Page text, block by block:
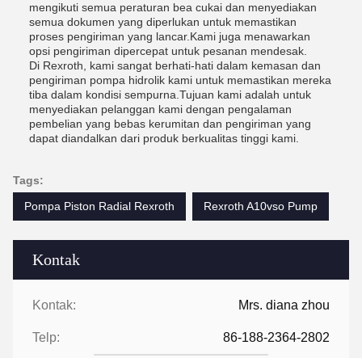
Kontak
Kontak: Mrs. diana zhou
Telp: 86-188-2364-2802
mengikuti semua peraturan bea cukai dan menyediakan
semua dokumen yang diperlukan untuk memastikan
proses pengiriman yang lancar.Kami juga menawarkan
opsi pengiriman dipercepat untuk pesanan mendesak.
Di Rexroth, kami sangat berhati-hati dalam kemasan dan
pengiriman pompa hidrolik kami untuk memastikan mereka
tiba dalam kondisi sempurna.Tujuan kami adalah untuk
menyediakan pelanggan kami dengan pengalaman
pembelian yang bebas kerumitan dan pengiriman yang
dapat diandalkan dari produk berkualitas tinggi kami.
Tags:
Pompa Piston Radial Rexroth
Rexroth A10vso Pump